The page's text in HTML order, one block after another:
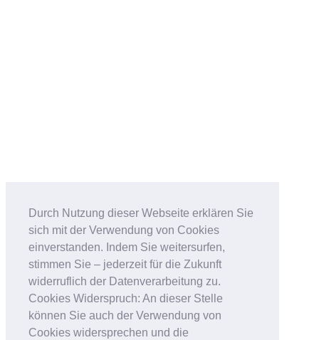
Durch Nutzung dieser Webseite erklären Sie
sich mit der Verwendung von Cookies
einverstanden. Indem Sie weitersurfen,
stimmen Sie – jederzeit für die Zukunft
widerruflich der Datenverarbeitung zu.
Cookies Widerspruch: An dieser Stelle
können Sie auch der Verwendung von
Cookies widersprechen und die